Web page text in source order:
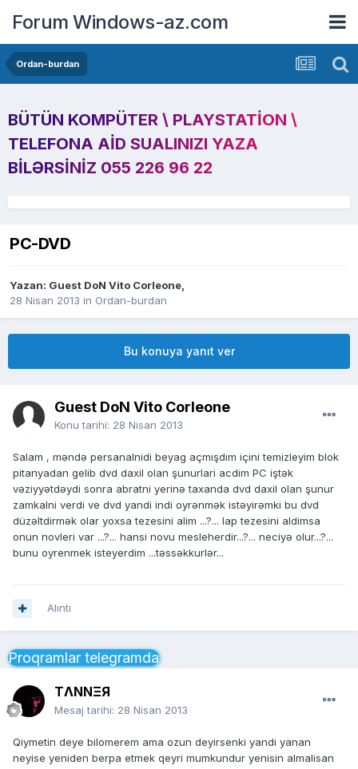
Forum Windows-az.com
Ordan-burdan
BÜTÜN KOMPÜTER \ PLAYSTATION \
TELEFONA AID SUALINIZI YAZA
BILƏRSINIZ 055 226 96 22
PC-DVD
Yazan: Guest DoN Vito Corleone,
28 Nisan 2013 in Ordan-burdan
Bu konuya yanıt ver
Guest DoN Vito Corleone
Konu tarihi: 28 Nisan 2013
Salam , məndə persanalnidi beyag açmışdım içini temizleyim blok
pitanyadan gelib dvd daxil olan şunurlari acdim PC iştək
vəziyyətdəydi sonra abratni yerinə taxanda dvd daxil olan şunur
zamkalni verdi ve dvd yandi indi oyrənmək istəyirəmki bu dvd
düzəltdirmək olar yoxsa tezesini alim ...?... lap tezesini aldimsa
onun novleri var ...?... hansi novu mesleherdir...?... neciyə olur...?...
bunu oyrenmek isteyerdim ...təssəkkurlər...
Alıntı
Proqramlar telegramda
TΛNNΞЯ
Mesaj tarihi: 28 Nisan 2013
Qiymetin deye bilomerem ama ozun deyirsenki yandi yanan
neyise yeniden berpa etmek qeyri mumkundur yenisin almalisan